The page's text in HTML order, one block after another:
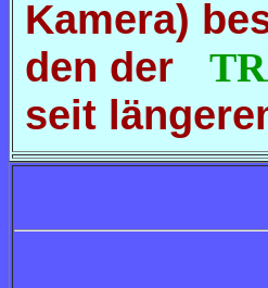
Kamera)
den der
seit